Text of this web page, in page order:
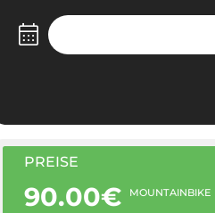
PREISE
90.00€ MOUNTAINBIKE